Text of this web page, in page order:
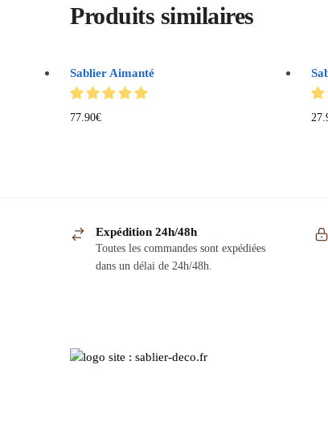
Produits similaires
Sablier Aimanté
77.90€
Expédition 24h/48h
Toutes les commandes sont expédiées
dans un délai de 24h/48h.